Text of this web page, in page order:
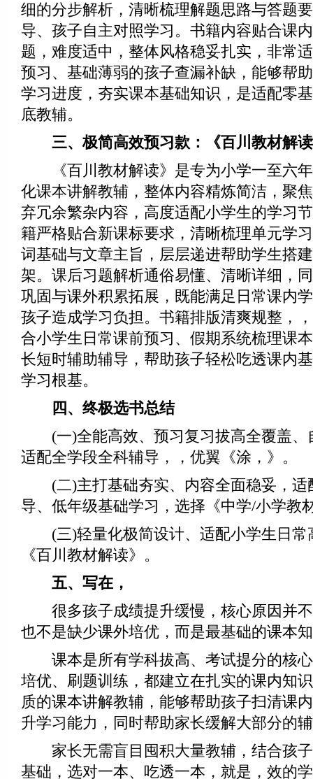
细的分步解析，清晰梳理解题思路与答题
导、孩子自主对照学习。书籍内容贴合课
题，难度适中，整体风格稳妥扎实，非常
预习、基础薄弱的孩子查漏补缺，能够帮
学习进度，夯实课本基础知识，是适配零
底教辅。
三、极简高效预习款：《百川教材解
《百川教材解读》是专为小学一至六年
化课本讲解教辅，整体内容精炼简洁，聚
弃冗余繁杂内容，高度适配小学生的学习
籍严格贴合新课标要求，清晰梳理单元学
词基础与文章主旨，层层递进帮助学生搭
架。课后习题解析通俗易懂、清晰详细，
巩固与课外积累拓展，既能满足日常课内
孩子造成学习负担。书籍排版清爽规整，
合小学生日常课前预习、假期系统梳理课
长短时辅助辅导，帮助孩子轻松吃透课内
学习根基。
四、终极选书总结
(一)全能高效、预习复习拔高全覆盖、
适配全学段全科辅导，，优翼《涂，》。
(二)主打基础夯实、内容全面稳妥，适
导、低年级基础学习，选择《中学/小学教
(三)轻量化极简设计、适配小学生日常
《百川教材解读》。
五、写在，
很多孩子成绩提升缓慢，核心原因并不
也不是缺少课外培优，而是最基础的课本
课本是所有学科拔高、考试提分的核心
培优、刷题训练，都建立在扎实的课内知
质的课本讲解教辅，能够帮助孩子扫清课
升学习能力，同时帮助家长缓解大部分的
家长无需盲目囤积大量教辅，结合孩子
基础，选对一本、吃透一本，就是，效的